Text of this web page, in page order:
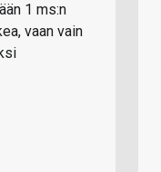
1 ms:n
vaan vain